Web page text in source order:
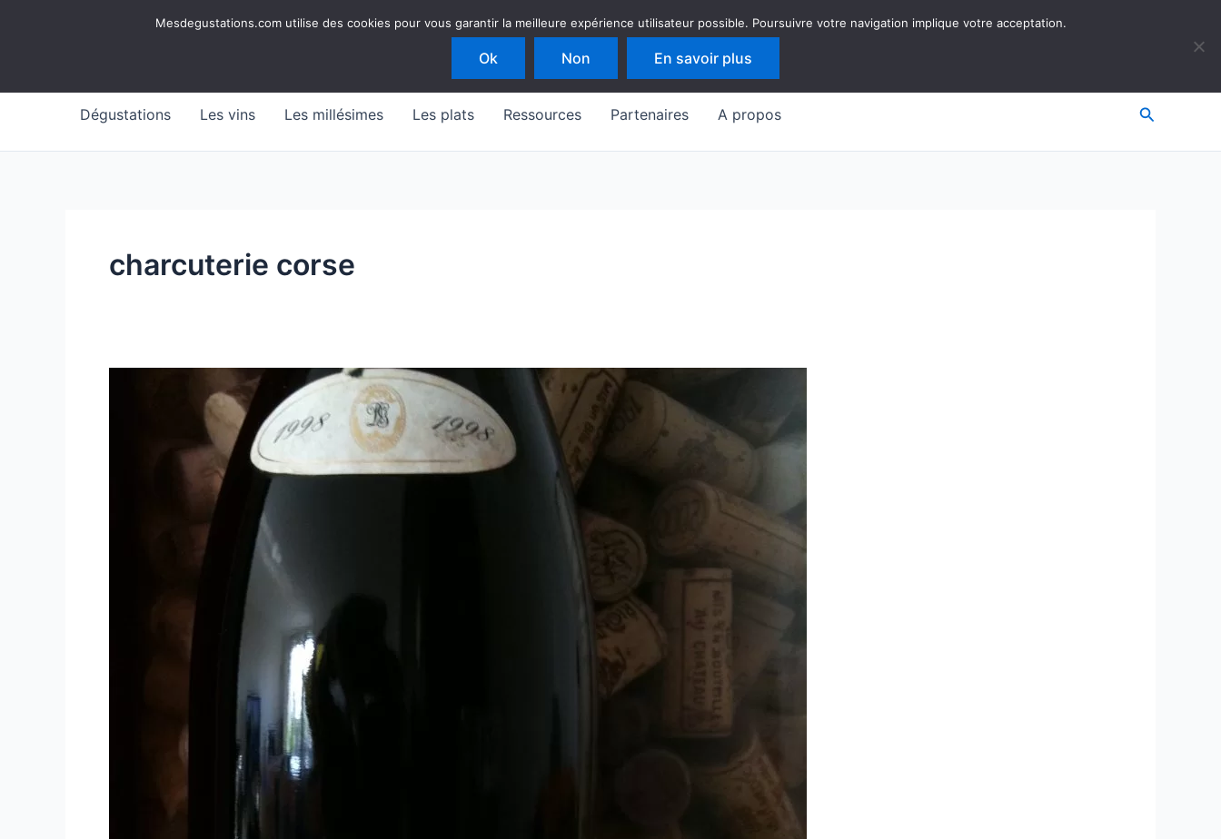
Mesdegustations
Dégustations Les vins Les millésimes Les plats Ressources Partenaires A propos
charcuterie corse
Mesdegustations.com utilise des cookies pour vous garantir la meilleure expérience utilisateur possible. Poursuivre votre navigation implique votre acceptation.
Ok Non En savoir plus